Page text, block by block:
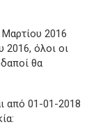
2016
2016, όλοι οι
θα
από 01-01-2018